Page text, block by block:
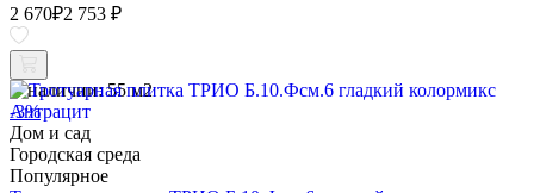
2 670₽2 753 ₽
В наличии: 55 м2
-3%
Дом и сад
Городская среда
Популярное